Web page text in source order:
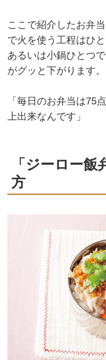
ここで紹介したお弁
で火を使う工程はひ
あるいは小鍋ひとつ
がグッと下がります。
「毎日のお弁当は75
上出来なんです」
「ジーロー飯
方